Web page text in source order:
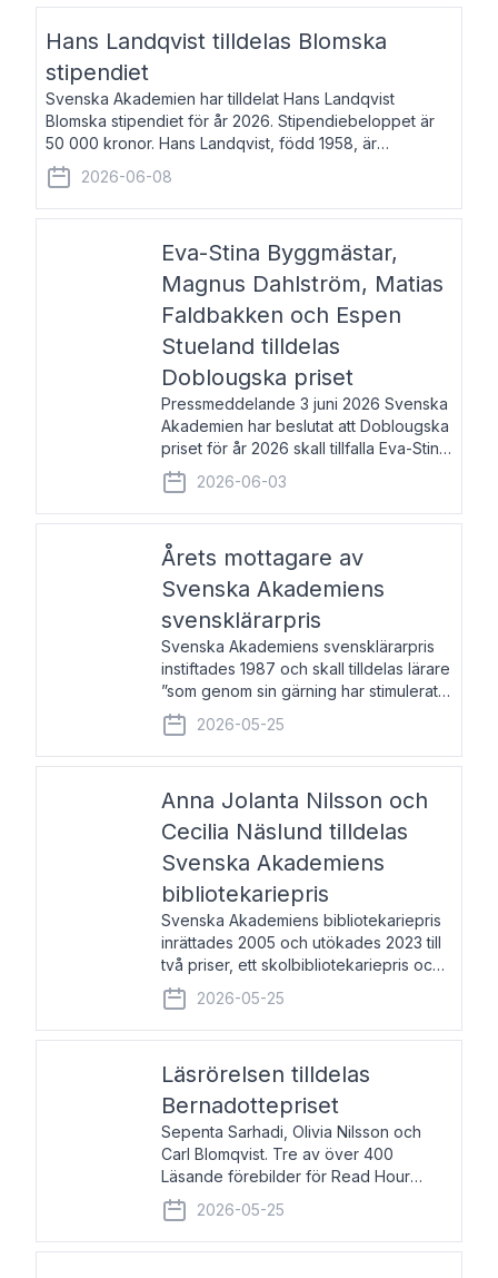
Hans Landqvist tilldelas Blomska
stipendiet
Svenska Akademien har tilldelat Hans Landqvist
Blomska stipendiet för år 2026. Stipendiebeloppet är
50 000 kronor. Hans Landqvist, född 1958, är
professor i svenska vid Göteborgs universitet. Han
disputerade år 2000 på avhandlingen Författn
2026-06-08
Eva-Stina Byggmästar,
Magnus Dahlström, Matias
Faldbakken och Espen
Stueland tilldelas
Doblougska priset
Pressmeddelande 3 juni 2026 Svenska
Akademien har beslutat att Doblougska
priset för år 2026 skall tillfalla Eva-Stina
Byggmästar, Magnus Dahlström, Matias
Faldbakken samt Espen Stueland.
Prisbeloppet är 200 000 svenska
2026-06-03
Årets mottagare av
Svenska Akademiens
svensklärarpris
Svenska Akademiens svensklärarpris
instiftades 1987 och skall tilldelas lärare
”som genom sin gärning har stimulerat
intresset hos unga människor för
svenska språket och litteraturen”.
Prisutdelning och samtal med
2026-05-25
Anna Jolanta Nilsson och
Cecilia Näslund tilldelas
Svenska Akademiens
bibliotekariepris
Svenska Akademiens bibliotekariepris
inrättades 2005 och utökades 2023 till
två priser, ett skolbibliotekariepris och
ett folkbibliotekariepris. Priserna skall
tilldelas bibliotekarier vid svenska folk-
och skolbibliotek som gjort värdefull
2026-05-25
Läsrörelsen tilldelas
Bernadottepriset
Sepenta Sarhadi, Olivia Nilsson och
Carl Blomqvist. Tre av över 400
Läsande förebilder för Read Hour
Sverige. Foto: Michael Wall. Den ideella
föreningen Läsrörelsen tilldelas
Bernadottepriset 2026 för att den
2026-05-25